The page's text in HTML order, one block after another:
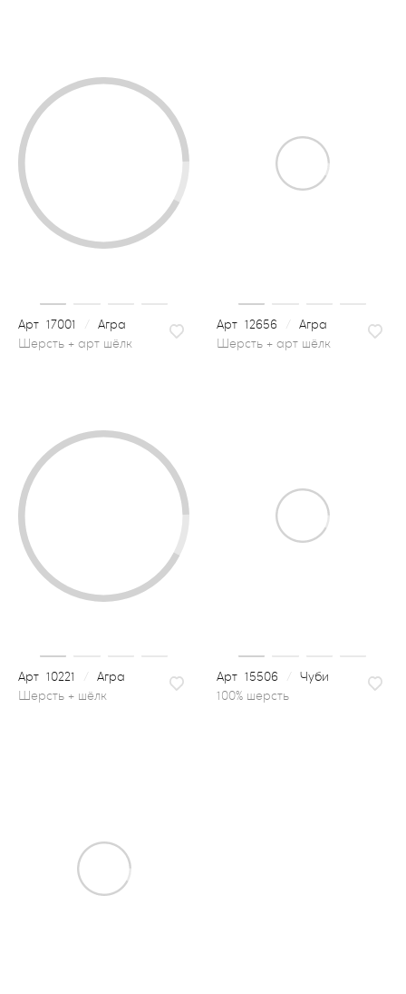
17001 Агра 12656
Агра
шерсть + арт шёлк
10221 Агра 15506
Чуби
100% шерсть